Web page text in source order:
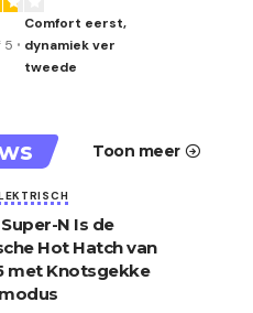
5
Comfort eerst,
dynamiek ver
tweede
Toon meer
N Is de
Hot Hatch van
met Knotsgekke